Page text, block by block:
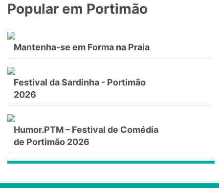
Popular em Portimão
Mantenha-se em Forma na Praia
Festival da Sardinha - Portimão
2026
Humor.PTM – Festival de Comédia
de Portimão 2026